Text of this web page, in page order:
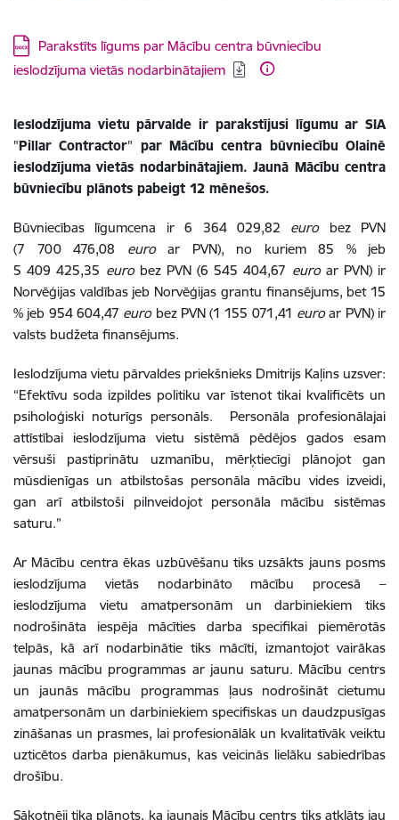
Lejupielādēt:
Parakstīts līgums par Mācību centra būvniecību
ieslodzījuma vietās nodarbinātajiem
Ieslodzījuma vietu pārvalde ir parakstījusi līgumu ar SIA
"Pillar Contractor" par Mācību centra būvniecību Olainē
ieslodzījuma vietās nodarbinātajiem. Jaunā Mācību centra
būvniecību plānots pabeigt 12 mēnešos.
Būvniecības līgumcena ir 6 364 029,82 eurobez PVN
(7 700 476,08 euroar PVN), no kuriem 85 % jeb
5 409 425,35 eurobez PVN (6 545 404,67 euroar PVN) ir
Norvēģijas valdības jeb Norvēģijas grantu finansējums, bet 15
% jeb 954 604,47 eurobez PVN (1 155 071,41 euroar PVN) ir
valsts budžeta finansējums.
Ieslodzījuma vietu pārvaldes priekšnieks Dmitrijs Kaļins uzsver:
“Efektīvu soda izpildes politiku var īstenot tikai kvalificēts un
psiholoģiski noturīgs personāls. Personāla profesionālajai
attīstībai ieslodzījuma vietu sistēmā pēdējos gados esam
vērsuši pastiprinātu uzmanību, mērķtiecīgi plānojot gan
mūsdienīgas un atbilstošas personāla mācību vides izveidi,
gan arī atbilstoši pilnveidojot personāla mācību sistēmas
saturu.”
Ar Mācību centra ēkas uzbūvēšanu tiks uzsākts jauns posms
ieslodzījuma vietās nodarbināto mācību procesā –
ieslodzījuma vietu amatpersonām un darbiniekiem tiks
nodrošināta iespēja mācīties darba specifikai piemērotās
telpās, kā arī nodarbinātie tiks mācīti, izmantojot vairākas
jaunas mācību programmas ar jaunu saturu. Mācību centrs
un jaunās mācību programmas ļaus nodrošināt cietumu
amatpersonām un darbiniekiem specifiskas un daudzpusīgas
zināšanas un prasmes, lai profesionālāk un kvalitatīvāk veiktu
uzticētos darba pienākumus, kas veicinās lielāku sabiedrības
drošību.
Sākotnēji tika plānots, ka jaunais Mācību centrs tiks atklāts jau